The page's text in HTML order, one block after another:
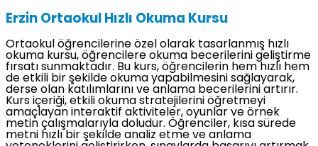
Erzin Ortaokul Hızlı Okuma Kursu
Ortaokul öğrencilerine özel olarak tasarlanmış hızlı
okuma kursu, öğrencilere okuma becerilerini geliştirme
fırsatı sunmaktadır. Bu kurs, öğrencilerin hem hızlı hem
de etkili bir şekilde okuma yapabilmesini sağlayarak,
derse olan katılımlarını ve anlama becerilerini artırır.
Kurs içeriği, etkili okuma stratejilerini öğretmeyi
amaçlayan interaktif aktiviteler, oyunlar ve örnek
metin çalışmalarıyla doludur. Öğrenciler, kısa sürede
metni hızlı bir şekilde analiz etme ve anlama